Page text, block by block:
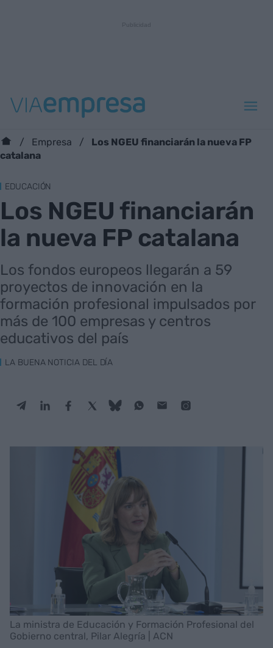
Empresa
Los NGEU financiarán la nueva FP
catalana
EDUCACIÓN
Los NGEU financiarán
la nueva FP catalana
Los fondos europeos llegarán a 59
proyectos de innovación en la
formación profesional impulsados por
más de 100 empresas y centros
educativos del país
LA BUENA NOTICIA DEL DÍA
La ministra de Educación y Formación Profesional del
Gobierno central, Pilar Alegría | ACN